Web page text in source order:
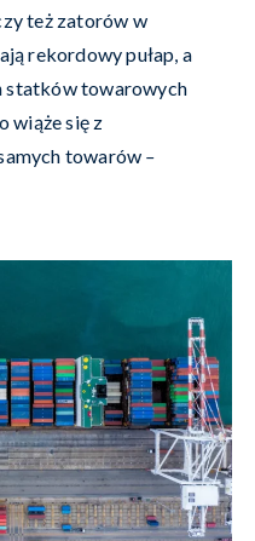
też zatorów w
rekordowy pułap, a
statków towarowych
wiąże się z
towarów –